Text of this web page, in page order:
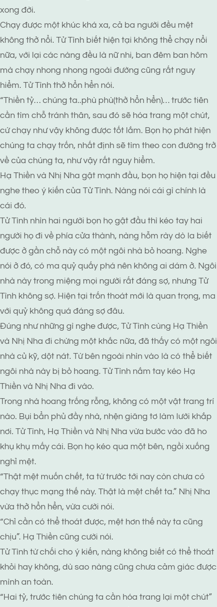
xong đời.
Chạy được một khúc khá xa, cả ba người đều mệt
không thở nổi. Tử Tình biết hiện tại không thể chạy nổi
nữa, với lại các nàng đều là nữ nhi, ban đêm ban hôm
mà chạy nhong nhong ngoài đường cũng rất nguy
hiểm. Tử Tình thở hổn hển nói.
“Thiền tỷ… chúng ta..phù phù(thở hổn hển)… trước tiên
cần tìm chỗ tránh thân, sau đó sẽ hóa trang một chút,
cứ chạy như vậy không được tốt lắm. Bọn họ phát hiện
chúng ta chạy trốn, nhất định sẽ tìm theo con đường trở
về của chúng ta, như vậy rất nguy hiểm.
Hạ Thiền và Nhị Nha gật mạnh đầu, bọn họ hiện tại đều
nghe theo ý kiến của Tử Tình. Nàng nói cái gì chính là
cái đó.
Tử Tình nhìn hai người bọn họ gật đầu thì kéo tay hai
người họ đi về phía cửa thành, nàng hỗm rày dò la biết
được ở gần chỗ này có một ngôi nhà bỏ hoang. Nghe
nói ở đó, có ma quỷ quấy phá nên không ai dám ở. Ngôi
nhà này trong miệng mọi người rất đáng sợ, nhưng Tử
Tình không sợ. Hiện tại trốn thoát mới là quan trọng, ma
với quỷ không quá đáng sợ đâu.
Đúng như những gì nghe được, Tử Tình cùng Hạ Thiền
và Nhị Nha đi chừng một khắc nữa, đã thấy có một ngôi
nhà củ kỹ, dột nát. Từ bên ngoài nhìn vào là có thể biết
ngôi nhà này bị bỏ hoang. Tử Tình nắm tay kéo Hạ
Thiền và Nhị Nha đi vào.
Trong nhà hoang trống rỗng, không có một vật trang trí
nào. Bụi bẩn phủ đầy nhà, nhện giăng tơ làm lưới khắp
nơi. Tử Tình, Hạ Thiền và Nhị Nha vừa bước vào đã ho
khụ khụ mấy cái. Bọn họ kéo qua một bên, ngồi xuống
nghỉ mệt.
“Thật mệt muốn chết, ta từ trước tới nay còn chưa có
chạy thục mạng thế này. Thật là mệt chết ta.” Nhị Nha
vừa thở hổn hển, vừa cười nói.
“Chỉ cần có thể thoát được, mệt hơn thế này ta cũng
chịu”. Hạ Thiền cũng cười nói.
Tử Tình từ chối cho ý kiến, nàng không biết có thể thoát
khỏi hay không, dù sao nàng cũng chưa cảm giác được
mình an toàn.
“Hai tỷ, trước tiên chúng ta cần hóa trang lại một chút”